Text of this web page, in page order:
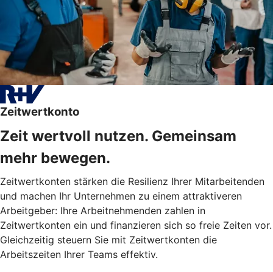
Zeitwertkonto
Zeit wertvoll nutzen. Gemeinsam
mehr bewegen.
Zeitwertkonten stärken die Resilienz Ihrer Mitarbeitenden
und machen Ihr Unternehmen zu einem attraktiveren
Arbeitgeber: Ihre Arbeitnehmenden zahlen in
Zeitwertkonten ein und finanzieren sich so freie Zeiten vor.
Gleichzeitig steuern Sie mit Zeitwertkonten die
Arbeitszeiten Ihrer Teams effektiv.